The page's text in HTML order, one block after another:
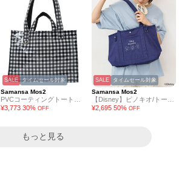
SALE タイムセール対象
Samansa Mos2
PVCコーティングトートバッグ
¥3,773 30%OFF
SALE タイムセール対象
Samansa Mos2
【Disney】ピノキオ/トートバッグ
¥2,695 50% OFF
もっと見る